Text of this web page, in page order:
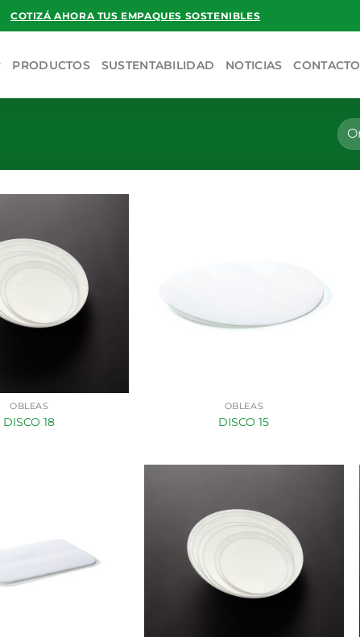
COTIZÁ AHORA TUS EMPAQUES SOSTENIBLES
PRODUCTOS SUSTENTABILIDAD NOTICIAS CONTACTO
OBLEAS
DISCO 18
OBLEAS
DISCO 15